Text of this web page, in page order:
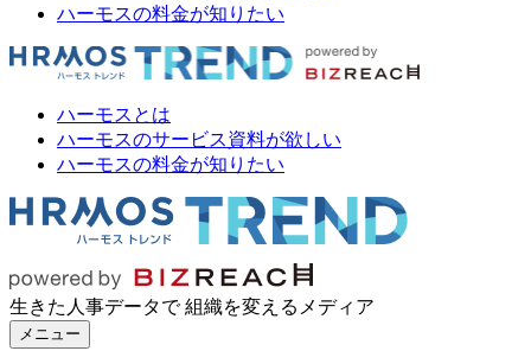
ハーモスの料金が知りたい
ハーモスとは
ハーモスのサービス資料が欲しい
ハーモスの料金が知りたい
生きた人事データで 組織を変えるメディア
メニュー